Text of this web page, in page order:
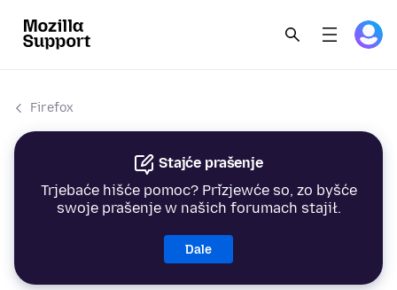
Firefox
Stajće prašenje
Trjebaće hišće pomoc? Přizjewće so, zo byšće
swoje prašenje w našich forumach stajił.
Dale